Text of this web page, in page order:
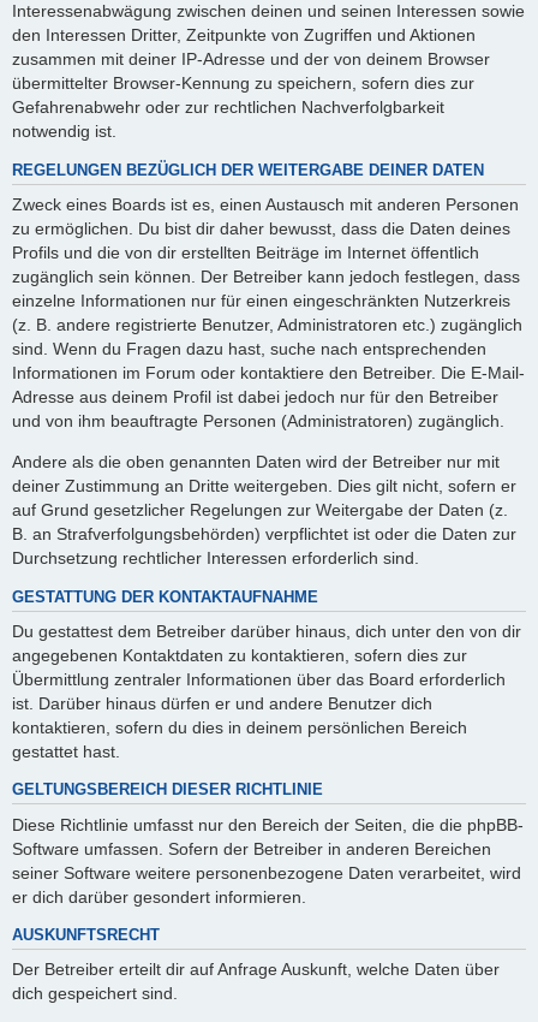
Interessenabwägung zwischen deinen und seinen Interessen sowie
den Interessen Dritter, Zeitpunkte von Zugriffen und Aktionen
zusammen mit deiner IP-Adresse und der von deinem Browser
übermittelter Browser-Kennung zu speichern, sofern dies zur
Gefahrenabwehr oder zur rechtlichen Nachverfolgbarkeit
notwendig ist.
REGELUNGEN BEZÜGLICH DER WEITERGABE DEINER DATEN
Zweck eines Boards ist es, einen Austausch mit anderen Personen
zu ermöglichen. Du bist dir daher bewusst, dass die Daten deines
Profils und die von dir erstellten Beiträge im Internet öffentlich
zugänglich sein können. Der Betreiber kann jedoch festlegen, dass
einzelne Informationen nur für einen eingeschränkten Nutzerkreis
(z. B. andere registrierte Benutzer, Administratoren etc.) zugänglich
sind. Wenn du Fragen dazu hast, suche nach entsprechenden
Informationen im Forum oder kontaktiere den Betreiber. Die E-Mail-
Adresse aus deinem Profil ist dabei jedoch nur für den Betreiber
und von ihm beauftragte Personen (Administratoren) zugänglich.
Andere als die oben genannten Daten wird der Betreiber nur mit
deiner Zustimmung an Dritte weitergeben. Dies gilt nicht, sofern er
auf Grund gesetzlicher Regelungen zur Weitergabe der Daten (z.
B. an Strafverfolgungsbehörden) verpflichtet ist oder die Daten zur
Durchsetzung rechtlicher Interessen erforderlich sind.
GESTATTUNG DER KONTAKTAUFNAHME
Du gestattest dem Betreiber darüber hinaus, dich unter den von dir
angegebenen Kontaktdaten zu kontaktieren, sofern dies zur
Übermittlung zentraler Informationen über das Board erforderlich
ist. Darüber hinaus dürfen er und andere Benutzer dich
kontaktieren, sofern du dies in deinem persönlichen Bereich
gestattet hast.
GELTUNGSBEREICH DIESER RICHTLINIE
Diese Richtlinie umfasst nur den Bereich der Seiten, die die phpBB-
Software umfassen. Sofern der Betreiber in anderen Bereichen
seiner Software weitere personenbezogene Daten verarbeitet, wird
er dich darüber gesondert informieren.
AUSKUNFTSRECHT
Der Betreiber erteilt dir auf Anfrage Auskunft, welche Daten über
dich gespeichert sind.